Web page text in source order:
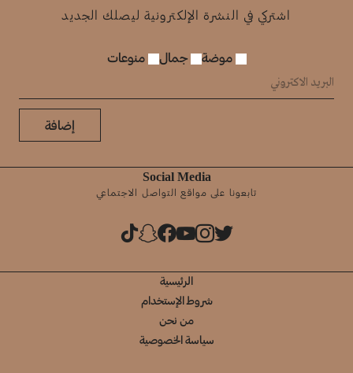
اشتركي في النشرة الإلكترونية ليصلك الجديد
موضة جمال منوعات
إضافة
Social Media
تابعونا على مواقع التواصل الاجتماعي
الرئيسية
شروط الإستخدام
من نحن
سياسة الخصوصية